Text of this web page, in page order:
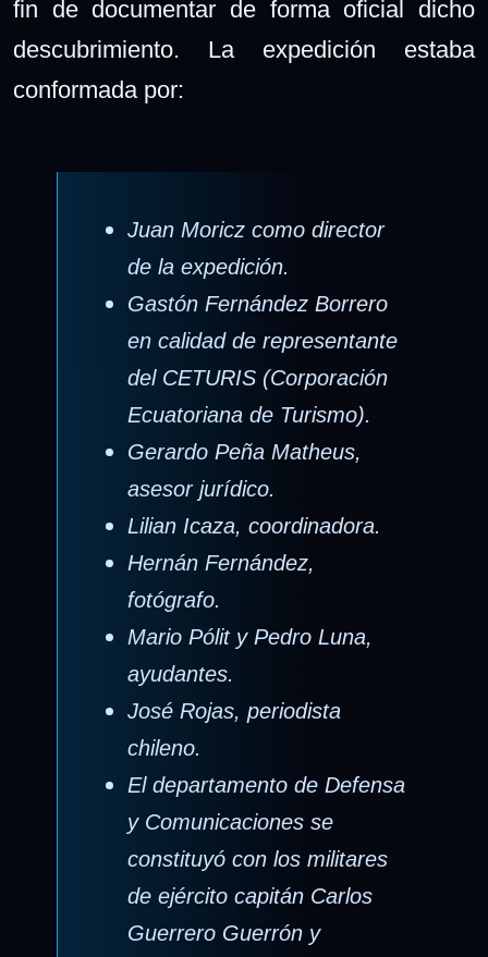
fin de documentar de forma oficial dicho
descubrimiento. La expedición estaba
conformada por:
Juan Moricz como director
de la expedición.
Gastón Fernández Borrero
en calidad de representante
del CETURIS (Corporación
Ecuatoriana de Turismo).
Gerardo Peña Matheus,
asesor jurídico.
Lilian Icaza, coordinadora.
Hernán Fernández,
fotógrafo.
Mario Pólit y Pedro Luna,
ayudantes.
José Rojas, periodista
chileno.
El departamento de Defensa
y Comunicaciones se
constituyó con los militares
de ejército capitán Carlos
Guerrero Guerrón y